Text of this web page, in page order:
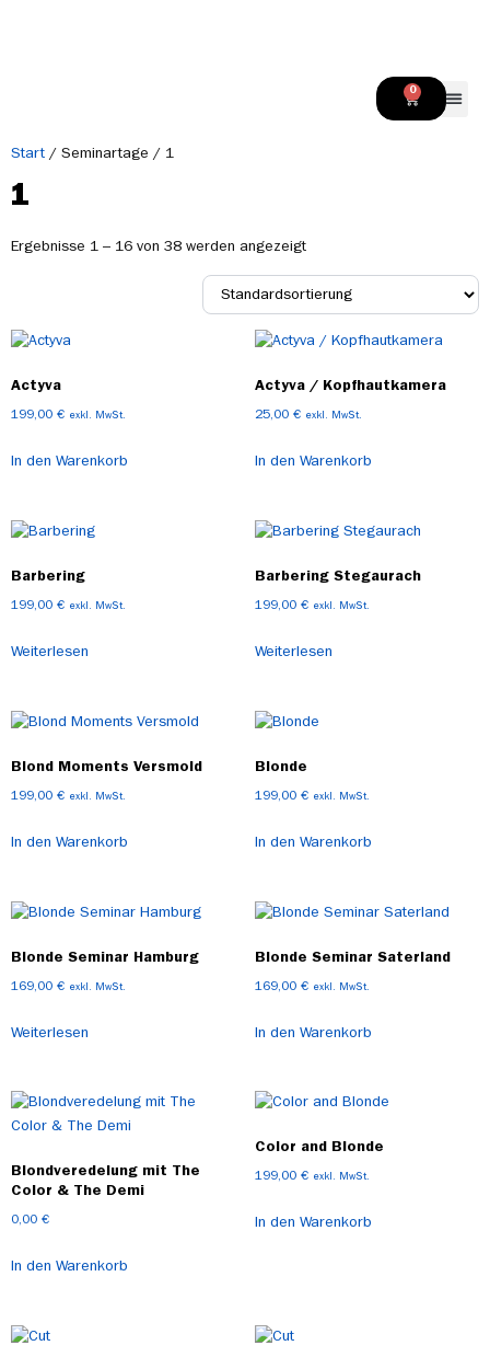
0
Start / Seminartage / 1
1
Ergebnisse 1 – 16 von 38 werden angezeigt
Actyva
199,00 € exkl. MwSt.
In den Warenkorb
Actyva / Kopfhautkamera
25,00 € exkl. MwSt.
In den Warenkorb
Barbering
199,00 € exkl. MwSt.
Weiterlesen
Barbering Stegaurach
199,00 € exkl. MwSt.
Weiterlesen
Blond Moments Versmold
199,00 € exkl. MwSt.
In den Warenkorb
Blonde
199,00 € exkl. MwSt.
In den Warenkorb
Blonde Seminar Hamburg
169,00 € exkl. MwSt.
Weiterlesen
Blonde Seminar Saterland
169,00 € exkl. MwSt.
In den Warenkorb
Blondveredelung mit The
Color & The Demi
0,00 €
In den Warenkorb
Color and Blonde
199,00 € exkl. MwSt.
In den Warenkorb